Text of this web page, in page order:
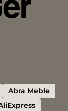
Abra Meble